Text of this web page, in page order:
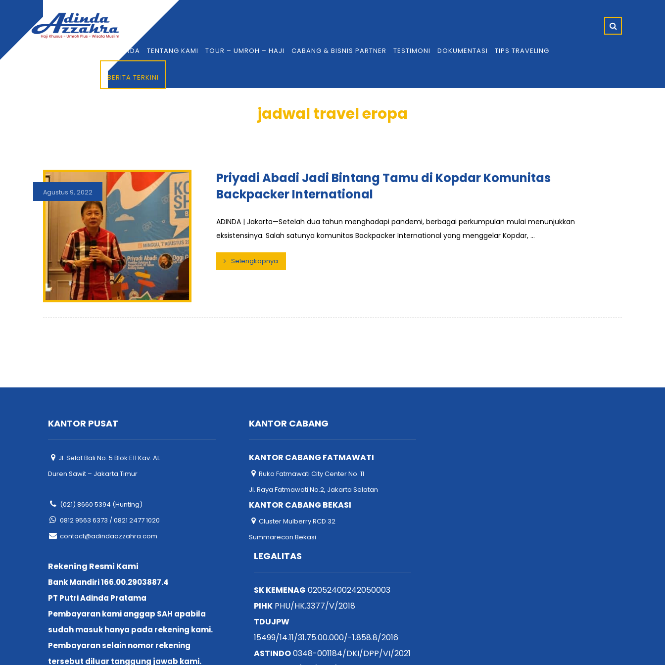
BERANDA TENTANG KAMI TOUR – UMROH – HAJI CABANG & BISNIS PARTNER TESTIMONI DOKUMENTASI TIPS TRAVELING
BERITA TERKINI
jadwal travel eropa
Priyadi Abadi Jadi Bintang Tamu di Kopdar Komunitas
Backpacker International
Agustus 9, 2022
ADINDA | Jakarta—Setelah dua tahun menghadapi pandemi, berbagai perkumpulan mulai menunjukkan
eksistensinya. Salah satunya komunitas Backpacker International yang menggelar Kopdar, ...
Selengkapnya
KANTOR PUSAT
Jl. Selat Bali No. 5 Blok E11 Kav. AL
Duren Sawit – Jakarta Timur
(021) 8660 5394 (Hunting)
0812 9563 6373 / 0821 2477 1020
contact@adindaazzahra.com
Rekening Resmi Kami
Bank Mandiri 166.00.2903887.4
PT Putri Adinda Pratama
Pembayaran kami anggap SAH apabila
sudah masuk hanya pada rekening kami.
Pembayaran selain nomor rekening
tersebut diluar tanggung jawab kami.
KANTOR CABANG
KANTOR CABANG FATMAWATI
Ruko Fatmawati City Center No. 11
Jl. Raya Fatmawati No.2, Jakarta Selatan
KANTOR CABANG BEKASI
Cluster Mulberry RCD 32
Summarecon Bekasi
LEGALITAS
SK KEMENAG 02052400242050003
PIHKPHU/HK.3377/V/2018
TDUJPW
15499/14.11/31.75.00.000/-1.858.8/2016
ASTINDO0348-001184/DKI/DPP/VI/2021